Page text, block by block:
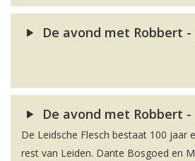
De avond met Robbert
De avond met Robbert
De Leidsche Flesch bestaat 100 jaar
rest van Leiden. Dante Bosgoed en